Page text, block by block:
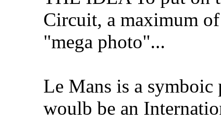
Circuit, a maximum
"mega photo"...
Le Mans is a
woulb be an